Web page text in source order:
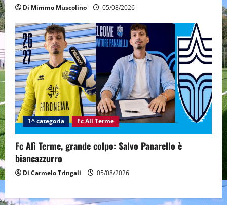
Di Mimmo Muscolino 05/08/2026
1^ categoria Fc Alì Terme
Fc Alì Terme, grande colpo: Salvo Panarello è
biancazzurro
Di Carmelo Tringali 05/08/2026